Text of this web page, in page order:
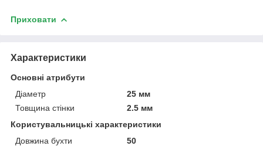
Приховати
Характеристики
Основні атрибути
Діаметр
25 мм
Товщина стінки
2.5 мм
Користувальницькі характеристики
Довжина бухти
50